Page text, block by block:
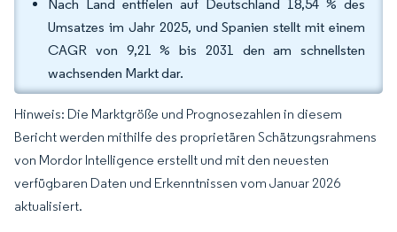
Nach Land entfielen auf Deutschland 18,54 % des
Umsatzes im Jahr 2025, und Spanien stellt mit einem
CAGR von 9,21 % bis 2031 den am schnellsten
wachsenden Markt dar.
Hinweis: Die Marktgröße und Prognosezahlen in diesem
Bericht werden mithilfe des proprietären Schätzungsrahmens
von Mordor Intelligence erstellt und mit den neuesten
verfügbaren Daten und Erkenntnissen vom Januar 2026
aktualisiert.